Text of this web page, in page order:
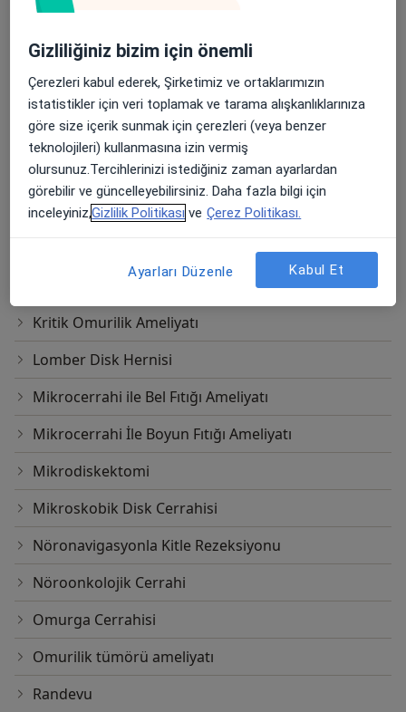
Hidrosefali Şant Uygulaması
Hipofiz Tümörü Ameliyatı
Kafa Tası Kırığı Ameliyatı
Kisto-Peritoneal Şant Takılması
Kraniosinostoz Ameliyatları
Kritik Boyun Ameliyatı
Kritik Omurilik Ameliyatı
Lomber Disk Hernisi
Mikrocerrahi ile Bel Fıtığı Ameliyatı
Mikrocerrahi İle Boyun Fıtığı Ameliyatı
Mikrodiskektomi
Mikroskobik Disk Cerrahisi
Nöronavigasyonla Kitle Rezeksiyonu
Nöroonkolojik Cerrahi
Omurga Cerrahisi
Omurilik tümörü ameliyatı
Randevu
Gizliliğiniz bizim için önemli
Çerezleri kabul ederek, Şirketimiz ve ortaklarımızın
istatistikler için veri toplamak ve tarama alışkanlıklarınıza
göre size içerik sunmak için çerezleri (veya benzer
teknolojileri) kullanmasına izin vermiş
olursunuz.Tercihlerinizi istediğiniz zaman ayarlardan
görebilir ve güncelleyebilirsiniz. Daha fazla bilgi için
inceleyiniz,Gizlilik Politikası ve Çerez Politikası.
Ayarları Düzenle Kabul Et